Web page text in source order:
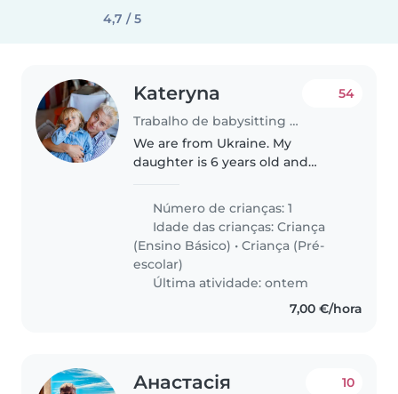
4,7 / 5
Kateryna
Trabalho de babysitting em Oeiras
54
We are from Ukraine. My
daughter is 6 years old and
speaks Portuguese. I am a single
mom without any relatives here
and sometimes I need help
with..
Número de crianças: 1
Idade das crianças:Criança
(Ensino Básico) •Criança (Pré-
escolar)
Última atividade: ontem
7,00 €/hora
Анастасія 10